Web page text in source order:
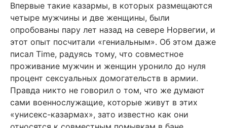
Впервые такие казармы, в которых размещаются
четыре мужчины и две женщины, были
опробованы пару лет назад на севере Норвегии, и
этот опыт посчитали «гениальным». Об этом даже
писал Time, радуясь тому, что совместное
проживание мужчин и женщин уронило до нуля
процент сексуальных домогательств в армии.
Правда никто не говорил о том, что же думают
сами военнослужащие, которые живут в этих
«унисекс-казармах», зато известно как они